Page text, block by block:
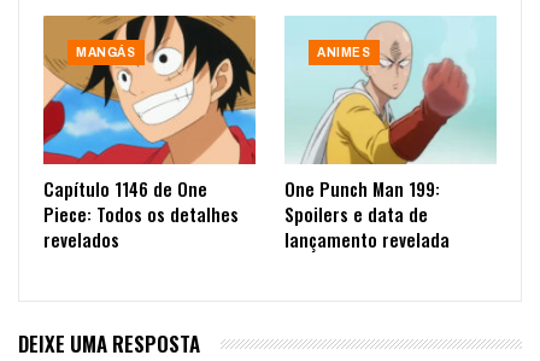
MANGÁS
Capítulo 1146 de One
Piece: Todos os detalhes
revelados
ANIMES
One Punch Man 199:
Spoilers e data de
lançamento revelada
DEIXE UMA RESPOSTA